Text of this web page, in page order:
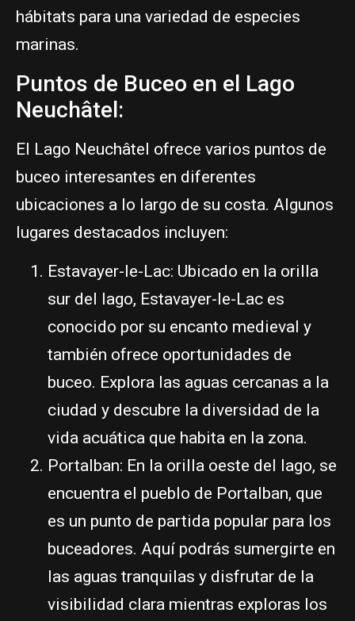
hábitats para una variedad de especies
marinas.
Puntos de Buceo en el Lago
Neuchâtel:
El Lago Neuchâtel ofrece varios puntos de
buceo interesantes en diferentes
ubicaciones a lo largo de su costa. Algunos
lugares destacados incluyen:
Estavayer-le-Lac: Ubicado en la orilla
sur del lago, Estavayer-le-Lac es
conocido por su encanto medieval y
también ofrece oportunidades de
buceo. Explora las aguas cercanas a la
ciudad y descubre la diversidad de la
vida acuática que habita en la zona.
Portalban: En la orilla oeste del lago, se
encuentra el pueblo de Portalban, que
es un punto de partida popular para los
buceadores. Aquí podrás sumergirte en
las aguas tranquilas y disfrutar de la
visibilidad clara mientras exploras los